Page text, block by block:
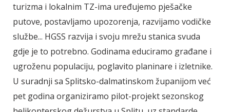
turizma i lokalnim TZ-ima uređujemo pješačke
putove, postavljamo upozorenja, razvijamo vodičke
službe... HGSS razvija i svoju mrežu stanica svuda
gdje je to potrebno. Godinama educiramo građane i
ugroženu populaciju, poglavito planinare i izletnike.
U suradnji sa Splitsko-dalmatinskom županijom već
pet godina organiziramo pilot-projekt sezonskog